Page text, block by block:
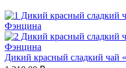
Дикий красный сладкий чай